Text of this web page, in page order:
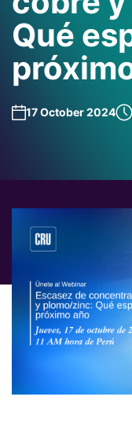
Qué
17 October 2024